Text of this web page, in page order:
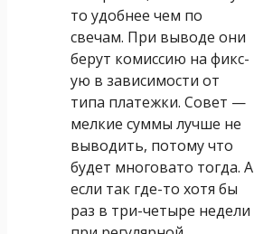
то удобнее чем по
свечам. При выводе они
берут комиссию на фикс-
ую в зависимости от
типа платежки. Совет —
мелкие суммы лучше не
выводить, потому что
будет многовато тогда. А
если так где-то хотя бы
раз в три-четыре недели